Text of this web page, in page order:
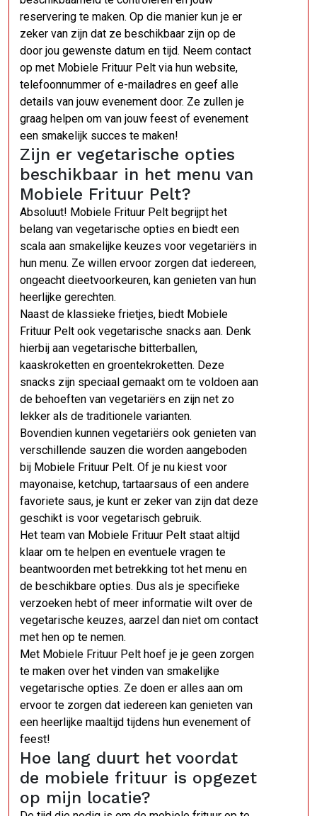
reservering te maken. Op die manier kun je er
zeker van zijn dat ze beschikbaar zijn op de
door jou gewenste datum en tijd. Neem contact
op met Mobiele Frituur Pelt via hun website,
telefoonnummer of e-mailadres en geef alle
details van jouw evenement door. Ze zullen je
graag helpen om van jouw feest of evenement
een smakelijk succes te maken!
Zijn er vegetarische opties
beschikbaar in het menu van
Mobiele Frituur Pelt?
Absoluut! Mobiele Frituur Pelt begrijpt het
belang van vegetarische opties en biedt een
scala aan smakelijke keuzes voor vegetariërs in
hun menu. Ze willen ervoor zorgen dat iedereen,
ongeacht dieetvoorkeuren, kan genieten van hun
heerlijke gerechten.
Naast de klassieke frietjes, biedt Mobiele
Frituur Pelt ook vegetarische snacks aan. Denk
hierbij aan vegetarische bitterballen,
kaaskroketten en groentekroketten. Deze
snacks zijn speciaal gemaakt om te voldoen aan
de behoeften van vegetariërs en zijn net zo
lekker als de traditionele varianten.
Bovendien kunnen vegetariërs ook genieten van
verschillende sauzen die worden aangeboden
bij Mobiele Frituur Pelt. Of je nu kiest voor
mayonaise, ketchup, tartaarsaus of een andere
favoriete saus, je kunt er zeker van zijn dat deze
geschikt is voor vegetarisch gebruik.
Het team van Mobiele Frituur Pelt staat altijd
klaar om te helpen en eventuele vragen te
beantwoorden met betrekking tot het menu en
de beschikbare opties. Dus als je specifieke
verzoeken hebt of meer informatie wilt over de
vegetarische keuzes, aarzel dan niet om contact
met hen op te nemen.
Met Mobiele Frituur Pelt hoef je je geen zorgen
te maken over het vinden van smakelijke
vegetarische opties. Ze doen er alles aan om
ervoor te zorgen dat iedereen kan genieten van
een heerlijke maaltijd tijdens hun evenement of
feest!
Hoe lang duurt het voordat
de mobiele frituur is opgezet
op mijn locatie?